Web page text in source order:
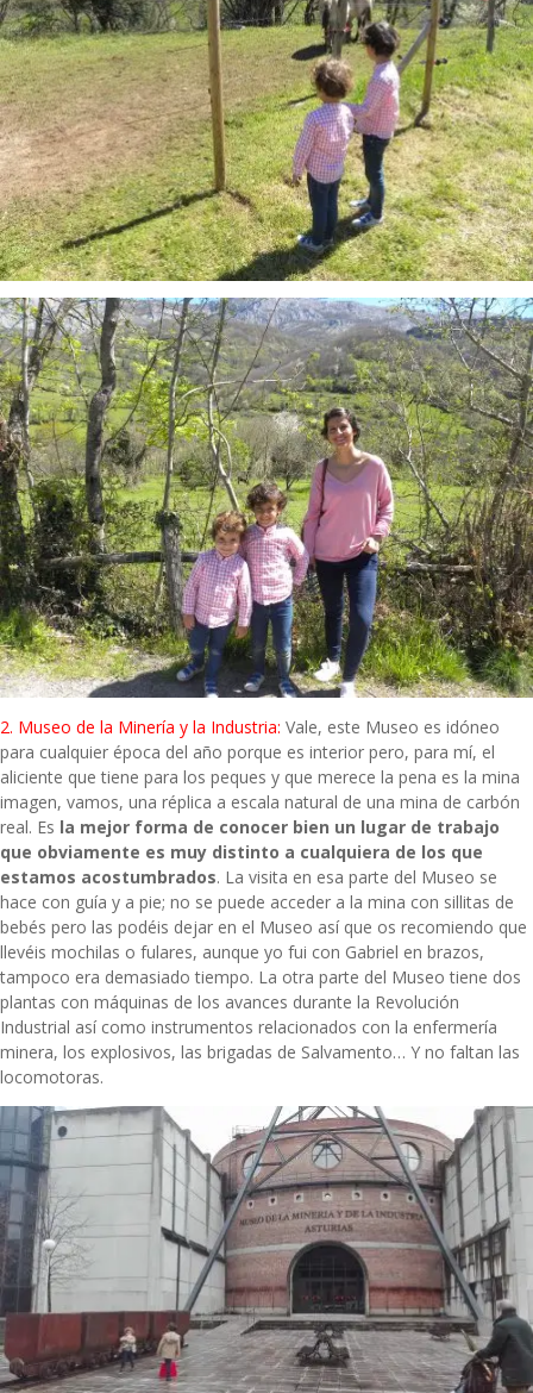
2. Museo de la Minería y la Industria: Vale, este Museo es idóneo
para cualquier época del año porque es interior pero, para mí, el
aliciente que tiene para los peques y que merece la pena es la mina
imagen, vamos, una réplica a escala natural de una mina de carbón
real. Es la mejor forma de conocer bien un lugar de trabajo
que obviamente es muy distinto a cualquiera de los que
estamos acostumbrados. La visita en esa parte del Museo se
hace con guía y a pie; no se puede acceder a la mina con sillitas de
bebés pero las podéis dejar en el Museo así que os recomiendo que
llevéis mochilas o fulares, aunque yo fui con Gabriel en brazos,
tampoco era demasiado tiempo. La otra parte del Museo tiene dos
plantas con máquinas de los avances durante la Revolución
Industrial así como instrumentos relacionados con la enfermería
minera, los explosivos, las brigadas de Salvamento… Y no faltan las
locomotoras.